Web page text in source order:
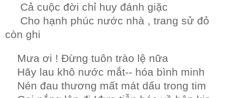
Cả cuộc đời chỉ huy đánh giặc
Cho hạnh phúc nước nhà , trang sử đỏ
còn ghi
Mưa ơi ! Đừng tuôn trào lệ nữa
Hãy lau khô nước mắt-- hóa bình minh
Nén đau thương mất mát dấu trong tim